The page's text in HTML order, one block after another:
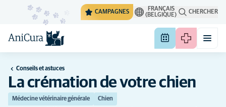
CAMPAGNES
FRANÇAIS
(BELGIQUE)
CHERCHER
Conseils et astuces
La crémation de votre chien
Médecine vétérinaire générale Chien